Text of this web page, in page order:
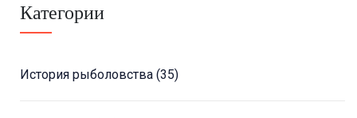
Категории
История рыболовства (35)